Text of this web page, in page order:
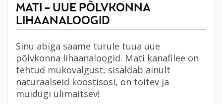
MATI – UUE PÕLVKONNA
LIHAANALOOGID
Sinu abiga saame turule tuua uue
põlvkonna lihaanaloogid. Mati kanafilee on
tehtud mükovalgust, sisaldab ainult
naturaalseid koostisosi, on toitev ja
muidugi ülimaitsev!